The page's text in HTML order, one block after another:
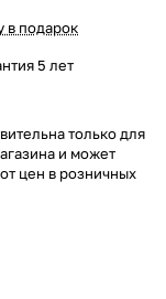
в подарок
5 лет
только для
и может
цен в розничных